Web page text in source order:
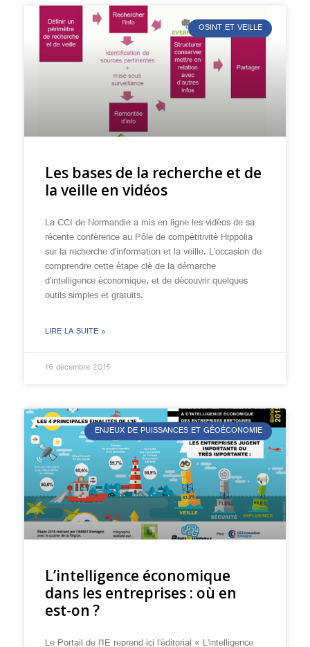
OSINT ET VEILLE
Les bases de la recherche et de
la veille en vidéos
La CCI de Normandie a mis en ligne les vidéos de sa
récente conférence au Pôle de compétitivité Hippolia
sur la recherche d’information et la veille. L’occasion de
comprendre cette étape clé de la démarche
d’intelligence économique, et de découvrir quelques
outils simples et gratuits.
LIRE LA SUITE »
16 décembre 2015
ENJEUX DE PUISSANCES ET GÉOÉCONOMIE
L’intelligence économique
dans les entreprises : où en
est-on ?